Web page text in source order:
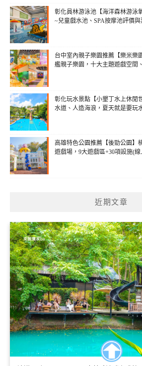
彰化員林游泳池【海洋森林游泳
~兒童戲水池、SPA按摩池評價
台中室內親子樂園推薦【樂米樂
艦親子樂園，十大主題遊戲空間
彰化玩水景點【小墾丁水上休閒
水道、人造海浪，夏天就是要玩
高雄特色公園推薦【後勁公園】
遊戲場，9大遊戲區+30項設施(線
近期文章